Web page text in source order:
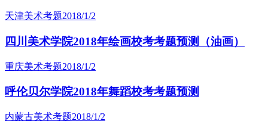
天津美术考题2018/1/2
四川美术学院2018年绘画校考考题预测（油画）
重庆美术考题2018/1/2
呼伦贝尔学院2018年舞蹈校考考题预测
内蒙古美术考题2018/1/2